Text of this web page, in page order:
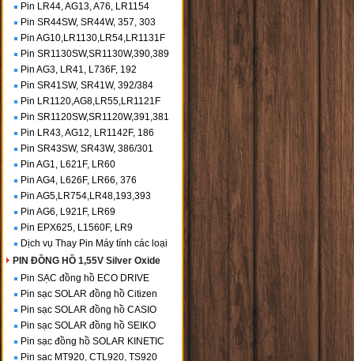
Pin LR44, AG13, A76, LR1154
Pin SR44SW, SR44W, 357, 303
Pin AG10,LR1130,LR54,LR1131F
Pin SR1130SW,SR1130W,390,389
Pin AG3, LR41, L736F, 192
Pin SR41SW, SR41W, 392/384
Pin LR1120,AG8,LR55,LR1121F
Pin SR1120SW,SR1120W,391,381
Pin LR43, AG12, LR1142F, 186
Pin SR43SW, SR43W, 386/301
Pin AG1, L621F, LR60
Pin AG4, L626F, LR66, 376
Pin AG5,LR754,LR48,193,393
Pin AG6, L921F, LR69
Pin EPX625, L1560F, LR9
Dịch vụ Thay Pin Máy tính các loại
PIN ĐỒNG HỒ 1,55V Silver Oxide
Pin SẠC đồng hồ ECO DRIVE
Pin sạc SOLAR đồng hồ Citizen
Pin sạc SOLAR đồng hồ CASIO
Pin sạc SOLAR đồng hồ SEIKO
Pin sạc đồng hồ SOLAR KINETIC
Pin sạc MT920, CTL920, TS920